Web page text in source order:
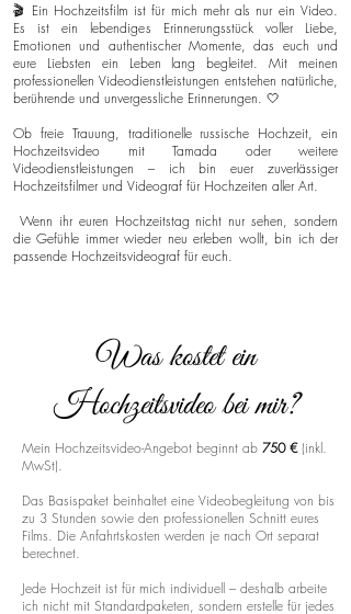
🎬 Ein Hochzeitsfilm ist für mich mehr als nur ein Video.
Es ist ein lebendiges Erinnerungsstück voller Liebe,
Emotionen und authentischer Momente, das euch und
eure Liebsten ein Leben lang begleitet. Mit meinen
professionellen Videodienstleistungen entstehen natürliche,
berührende und unvergessliche Erinnerungen. 🤍
Ob freie Trauung, traditionelle russische Hochzeit, ein
Hochzeitsvideo mit Tamada oder weitere
Videodienstleistungen – ich bin euer zuverlässiger
Hochzeitsfilmer und Videograf für Hochzeiten aller Art.
Wenn ihr euren Hochzeitstag nicht nur sehen, sondern
die Gefühle immer wieder neu erleben wollt, bin ich der
passende Hochzeitsvideograf für euch.
Was kostet ein
Hochzeitsvideo bei mir?
Mein Hochzeitsvideo-Angebot beginnt ab 750 € (inkl.
MwSt).
Das Basispaket beinhaltet eine Videobegleitung von bis
zu 3 Stunden sowie den professionellen Schnitt eures
Films. Die Anfahrtskosten werden je nach Ort separat
berechnet.
Jede Hochzeit ist für mich individuell – deshalb arbeite
ich nicht mit Standardpaketen, sondern erstelle für jedes